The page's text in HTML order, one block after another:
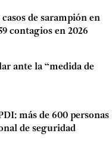
de sarampión en
contagios en 2026
ante la “medida de
más de 600 personas
de seguridad